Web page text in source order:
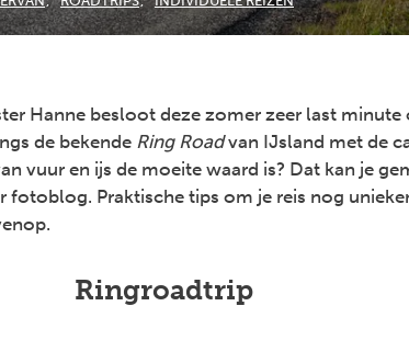
Hanne besloot deze zomer zeer last
de bekende Ring Roadvan IJsland met de
vuur en ijs de moeite waard is? Dat kan je
fotoblog. Praktische tips om je reis nog
Ringroadtrip